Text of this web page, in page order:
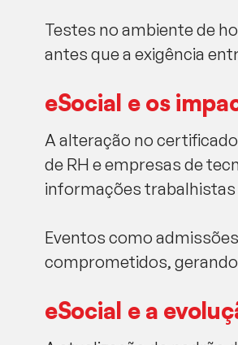
Testes no ambiente de
antes que a exigência
eSocial e os
A alteração no
de RH e empresas de
informações trabalhistas
Eventos como
comprometidos,
eSocial e a